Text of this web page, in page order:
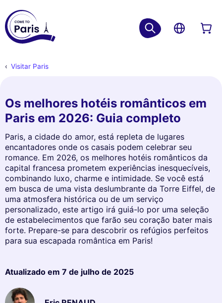
Visitar Paris
Os melhores hotéis românticos em
Paris em 2026: Guia completo
Paris, a cidade do amor, está repleta de lugares
encantadores onde os casais podem celebrar seu
romance. Em 2026, os melhores hotéis românticos da
capital francesa prometem experiências inesquecíveis,
combinando luxo, charme e intimidade. Se você está
em busca de uma vista deslumbrante da Torre Eiffel, de
uma atmosfera histórica ou de um serviço
personalizado, este artigo irá guiá-lo por uma seleção
de estabelecimentos que farão seu coração bater mais
forte. Prepare-se para descobrir os refúgios perfeitos
para sua escapada romântica em Paris!
Atualizado em 7 de julho de 2025